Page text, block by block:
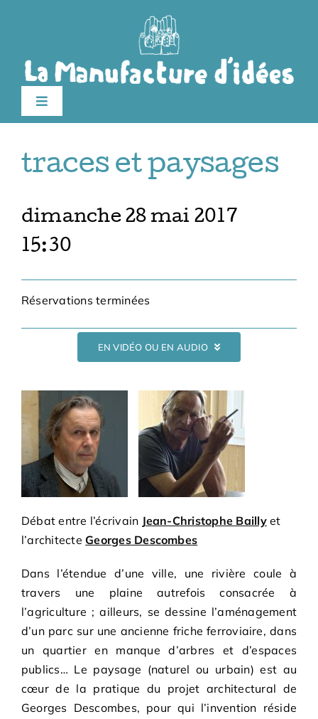
Toggle
Navigation
Billetterie
Infos pratiques
Bénévoles
Archives
Contact
traces et paysages
dimanche 28 mai 2017
15:30
Réservations terminées
EN VIDÉO OU EN AUDIO
Débat entre l’écrivain Jean-Christophe Bailly et
l’architecteGeorges Descombes
Dans l’étendue d’une ville, une rivière coule à
travers une plaine autrefois consacrée à
l’agriculture ; ailleurs, se dessine l’aménagement
d’un parc sur une ancienne friche ferroviaire, dans
un quartier en manque d’arbres et d’espaces
publics… Le paysage (naturel ou urbain) est au
cœur de la pratique du projet architectural de
Georges Descombes, pour qui l’invention réside